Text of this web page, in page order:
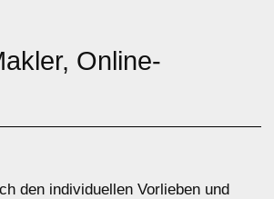
Online-
den individuellen Vorlieben und